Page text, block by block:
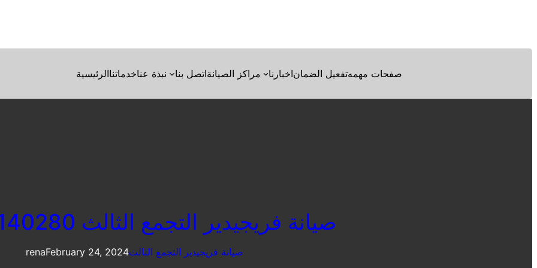
الرئيسيةخدماتنانبذة عنا اتصل بنامراكز الصيانة اخبارناتفعيل الضمانصفحات مهمه
صيانة فريجيدير التجمع الثالث 01023140280
renaFebruary 24, 2024صيانة فريجيدير التجمع الثالث